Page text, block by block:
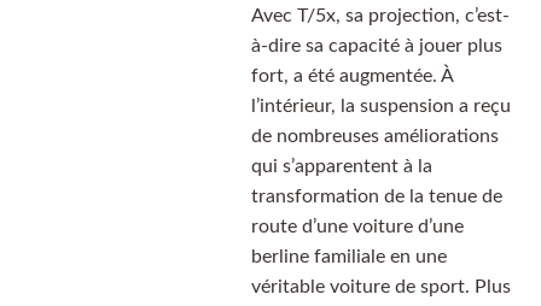
Avec T/5x, sa projection, c’est-
à-dire sa capacité à jouer plus
fort, a été augmentée. À
l’intérieur, la suspension a reçu
de nombreuses améliorations
qui s’apparentent à la
transformation de la tenue de
route d’une voiture d’une
berline familiale en une
véritable voiture de sport. Plus